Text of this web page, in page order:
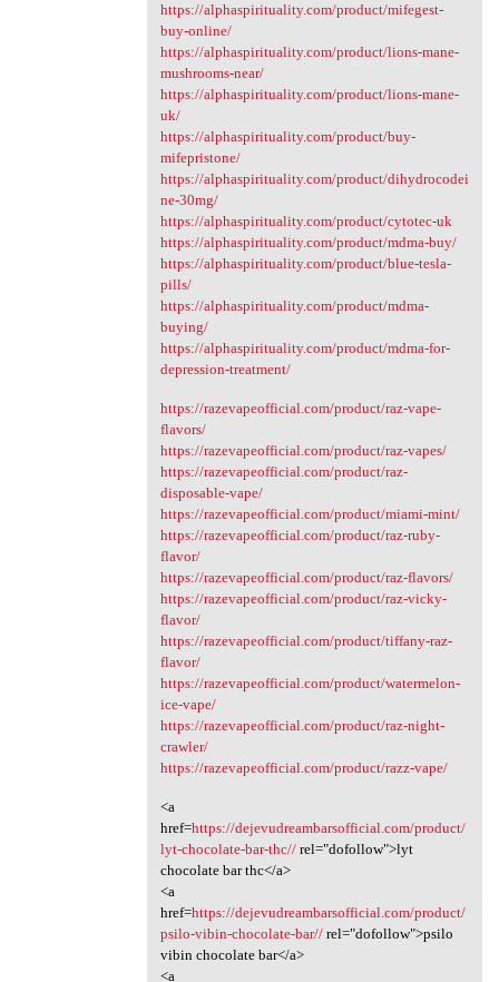
https://alphaspirituality.com/product/mifegest-
buy-online/
https://alphaspirituality.com/product/lions-mane-
mushrooms-near/
https://alphaspirituality.com/product/lions-mane-
uk/
https://alphaspirituality.com/product/buy-
mifepristone/
https://alphaspirituality.com/product/dihydrocodei
ne-30mg/
https://alphaspirituality.com/product/cytotec-uk
https://alphaspirituality.com/product/mdma-buy/
https://alphaspirituality.com/product/blue-tesla-
pills/
https://alphaspirituality.com/product/mdma-
buying/
https://alphaspirituality.com/product/mdma-for-
depression-treatment/
https://razevapeofficial.com/product/raz-vape-
flavors/
https://razevapeofficial.com/product/raz-vapes/
https://razevapeofficial.com/product/raz-
disposable-vape/
https://razevapeofficial.com/product/miami-mint/
https://razevapeofficial.com/product/raz-ruby-
flavor/
https://razevapeofficial.com/product/raz-flavors/
https://razevapeofficial.com/product/raz-vicky-
flavor/
https://razevapeofficial.com/product/tiffany-raz-
flavor/
https://razevapeofficial.com/product/watermelon-
ice-vape/
https://razevapeofficial.com/product/raz-night-
crawler/
https://razevapeofficial.com/product/razz-vape/
<a
href=https://dejevudreambarsofficial.com/product/
lyt-chocolate-bar-thc//rel="dofollow">lyt
chocolate bar thc</a>
<a
href=https://dejevudreambarsofficial.com/product/
psilo-vibin-chocolate-bar//rel="dofollow">psilo
vibin chocolate bar</a>
<a